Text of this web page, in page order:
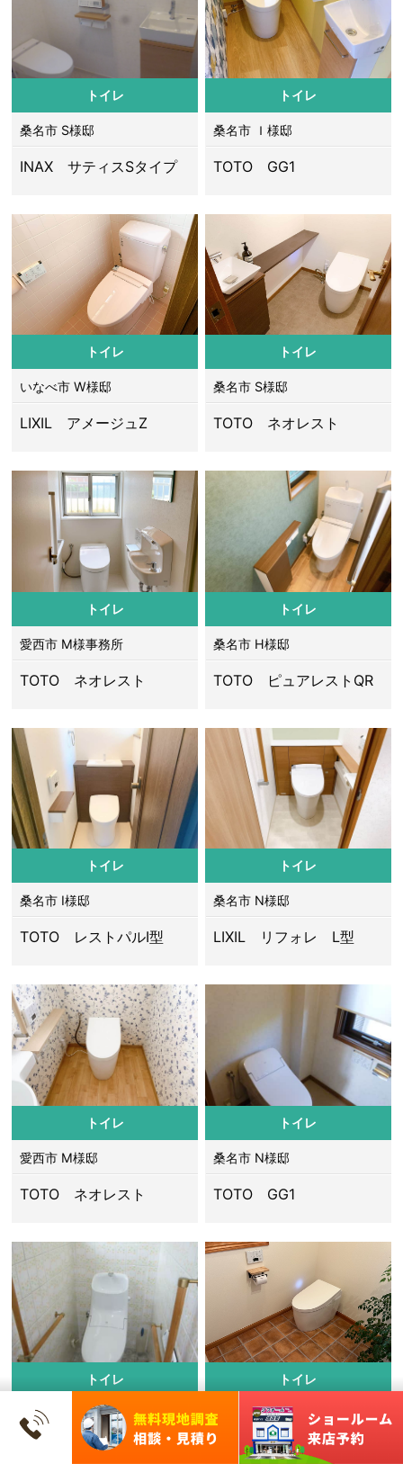
トイレ
桑名市 S様邸
INAX サティスSタイプ
トイレ
桑名市 Ｉ様邸
TOTO GG1
トイレ
いなべ市 W様邸
LIXIL アメージュZ
トイレ
桑名市 S様邸
TOTO ネオレスト
トイレ
愛西市 M様事務所
TOTO ネオレスト
トイレ
桑名市 H様邸
TOTO ピュアレストQR
トイレ
桑名市 I様邸
TOTO レストパルI型
トイレ
桑名市 N様邸
LIXIL リフォレ L型
トイレ
愛西市 M様邸
TOTO ネオレスト
トイレ
桑名市 N様邸
TOTO GG1
トイレ
桑名市 K様邸
LIXIL アメージュZA
トイレ
桑名市 S様邸
TOTO ネオレスト